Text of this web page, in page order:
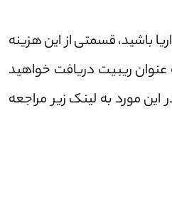
باشید، قسمتی از این هزینه
عنوان ریبیت دریافت خواهید
این مورد به لینک زیر مراجعه